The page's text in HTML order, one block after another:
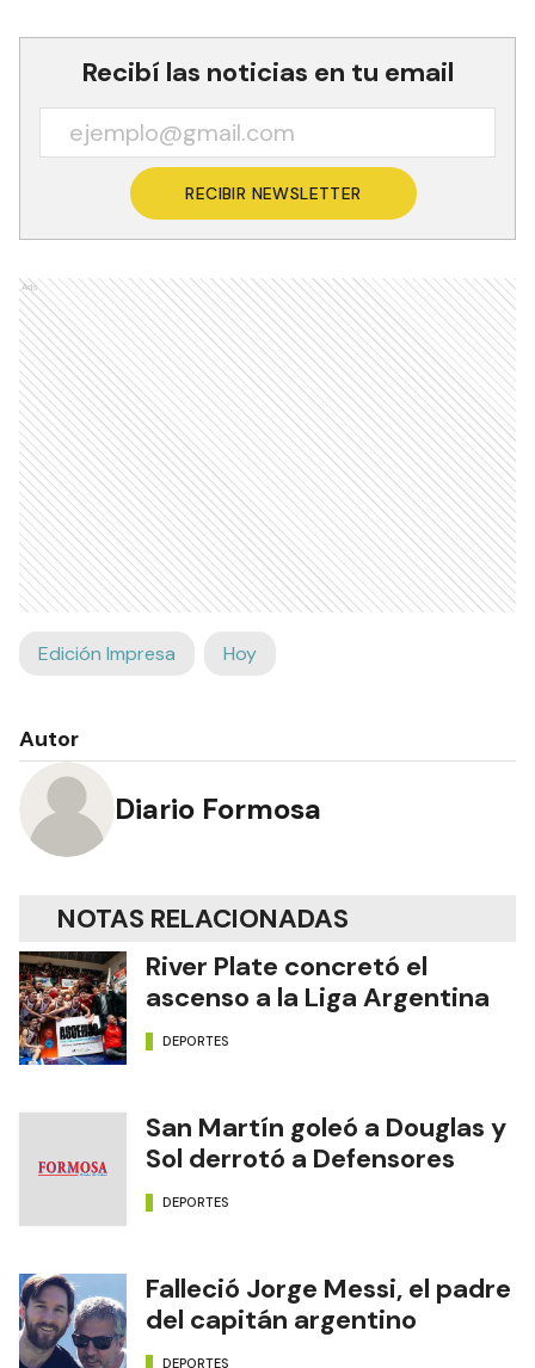
Recibí las noticias en tu email
RECIBIR NEWSLETTER
Ads
Edición Impresa Hoy
Autor
Diario Formosa
NOTAS RELACIONADAS
River Plate concretó el
ascenso a la Liga Argentina
DEPORTES
San Martín goleó a Douglas y
Sol derrotó a Defensores
DEPORTES
Falleció Jorge Messi, el padre
del capitán argentino
DEPORTES